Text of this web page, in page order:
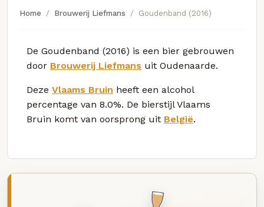
Home Brouwerij Liefmans Goudenband (2016)
De Goudenband (2016) is een bier gebrouwen
door Brouwerij Liefmans uit Oudenaarde.
Deze Vlaams Bruin heeft een alcohol
percentage van 8.0%. De bierstijl Vlaams
Bruin komt van oorsprong uit België.